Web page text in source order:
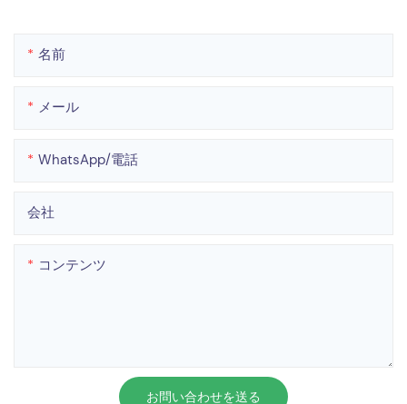
名前
メール
WhatsApp/電話
会社
コンテンツ
お問い合わせを送る